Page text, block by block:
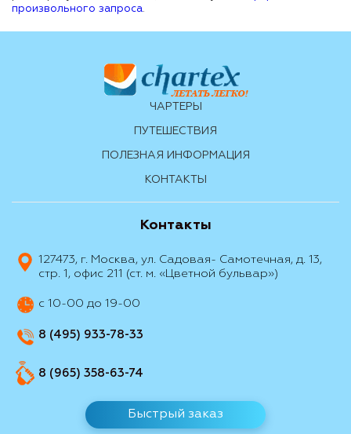
произвольного запроса.
ЧАРТЕРЫ
ПУТЕШЕСТВИЯ
ПОЛЕЗНАЯ ИНФОРМАЦИЯ
КОНТАКТЫ
Контакты
127473, г. Москва, ул. Садовая- Самотечная, д. 13,
стр. 1, офис 211 (ст. м. «Цветной бульвар»)
с 10-00 до 19-00
8 (495) 933-78-33
8 (965) 358-63-74
Быстрый заказ